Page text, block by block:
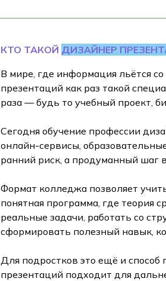
КТО ТАКОЙ ДИЗАЙНЕР
В мире, где информация льётся
презентаций как раз такой
раза — будь то учебный проект,
Сегодня обучение профессии
онлайн-сервисы,
ранний риск, а продуманный шаг
Формат колледжа позволяет
понятная программа, где теория
реальные задачи, работать со
сформировать полезный навык,
Для подростков это ещё и способ
презентаций подходит для